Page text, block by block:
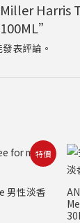
Harris
表評論。
特價
男性淡香
。